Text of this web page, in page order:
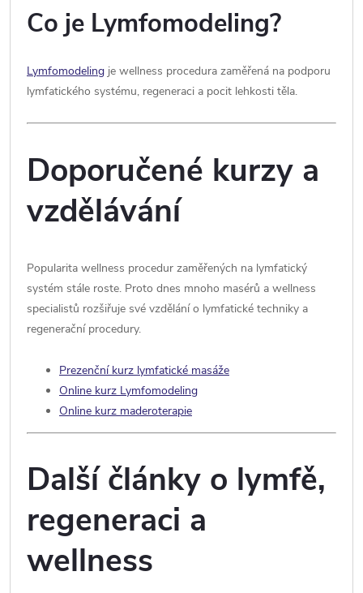
Co je Lymfomodeling?
Lymfomodeling je wellness procedura zaměřená na podporu
lymfatického systému, regeneraci a pocit lehkosti těla.
Doporučené kurzy a
vzdělávání
Popularita wellness procedur zaměřených na lymfatický
systém stále roste. Proto dnes mnoho masérů a wellness
specialistů rozšiřuje své vzdělání o lymfatické techniky a
regenerační procedury.
Prezenční kurz lymfatické masáže
Online kurz Lymfomodeling
Online kurz maderoterapie
Další články o lymfě,
regeneraci a
wellness